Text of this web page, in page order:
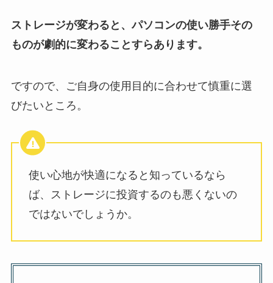
ストレージが変わると、パソコンの使い勝手その
ものが劇的に変わることすらあります。
ですので、ご自身の使用目的に合わせて慎重に選
びたいところ。
使い心地が快適になると知っているなら
ば、ストレージに投資するのも悪くないの
ではないでしょうか。